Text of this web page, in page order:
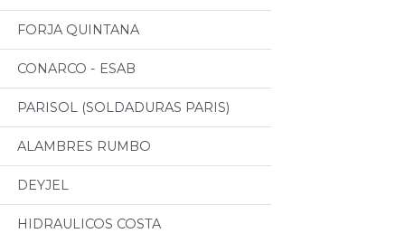
FORJA QUINTANA
CONARCO - ESAB
PARISOL (SOLDADURAS PARIS)
ALAMBRES RUMBO
DEYJEL
HIDRAULICOS COSTA